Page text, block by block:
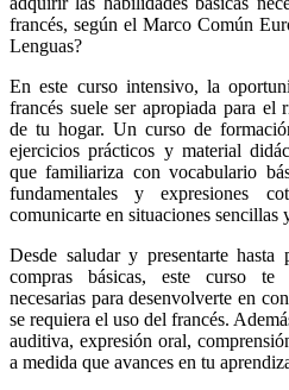
francés, según el Marco Común
Lenguas?
En este curso intensivo, la
francés suele ser apropiada para el
de tu hogar. Un curso de
ejercicios prácticos y material
que familiariza con vocabulario
fundamentales y expresiones
comunicarte en situaciones sencillas
Desde saludar y presentarte
compras básicas, este curso te
necesarias para desenvolverte en
se requiera el uso del francés.
auditiva, expresión oral,
a medida que avances en tu